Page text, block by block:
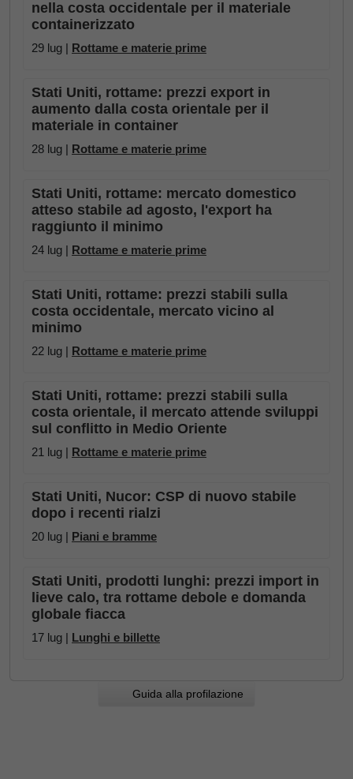
nella costa occidentale per il materiale
containerizzato
29 lug | Rottame e materie prime
Stati Uniti, rottame: prezzi export in
aumento dalla costa orientale per il
materiale in container
28 lug | Rottame e materie prime
Stati Uniti, rottame: mercato domestico
atteso stabile ad agosto, l'export ha
raggiunto il minimo
24 lug | Rottame e materie prime
Stati Uniti, rottame: prezzi stabili sulla
costa occidentale, mercato vicino al
minimo
22 lug | Rottame e materie prime
Stati Uniti, rottame: prezzi stabili sulla
costa orientale, il mercato attende sviluppi
sul conflitto in Medio Oriente
21 lug | Rottame e materie prime
Stati Uniti, Nucor: CSP di nuovo stabile
dopo i recenti rialzi
20 lug | Piani e bramme
Stati Uniti, prodotti lunghi: prezzi import in
lieve calo, tra rottame debole e domanda
globale fiacca
17 lug | Lunghi e billette
Guida alla profilazione